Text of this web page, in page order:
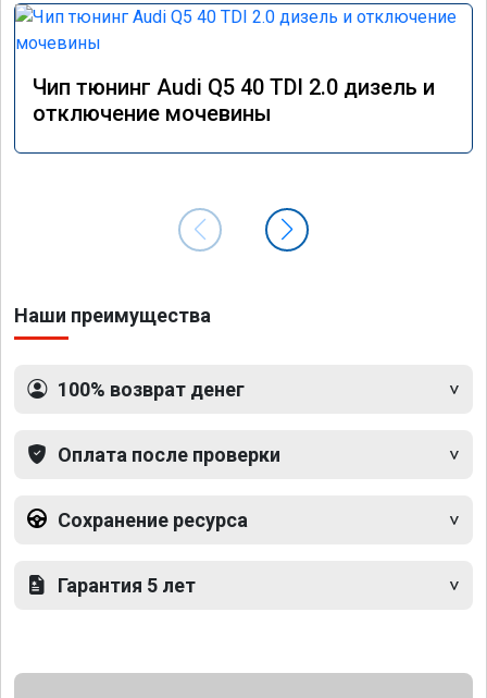
Чип тюнинг Audi Q5 40 TDI 2.0 дизель и
отключение мочевины
Наши преимущества
100% возврат денег
Оплата после проверки
Сохранение ресурса
Гарантия 5 лет